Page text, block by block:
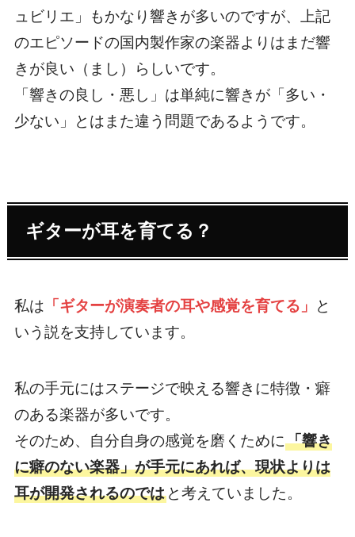
ュビリエ」もかなり響きが多いのですが、上記
のエピソードの国内製作家の楽器よりはまだ響
きが良い（まし）らしいです。
「響きの良し・悪し」は単純に響きが「多い・
少ない」とはまた違う問題であるようです。
ギターが耳を育てる？
私は 「ギターが演奏者の耳や感覚を育てる」
と
いう説を支持しています。
私の手元にはステージで映える響きに特徴・癖
のある楽器が多いです。
そのため、自分自身の感覚を磨くために「響き
に癖のない楽器」が手元にあれば、現状よりは
耳が開発されるのではと考えていました。